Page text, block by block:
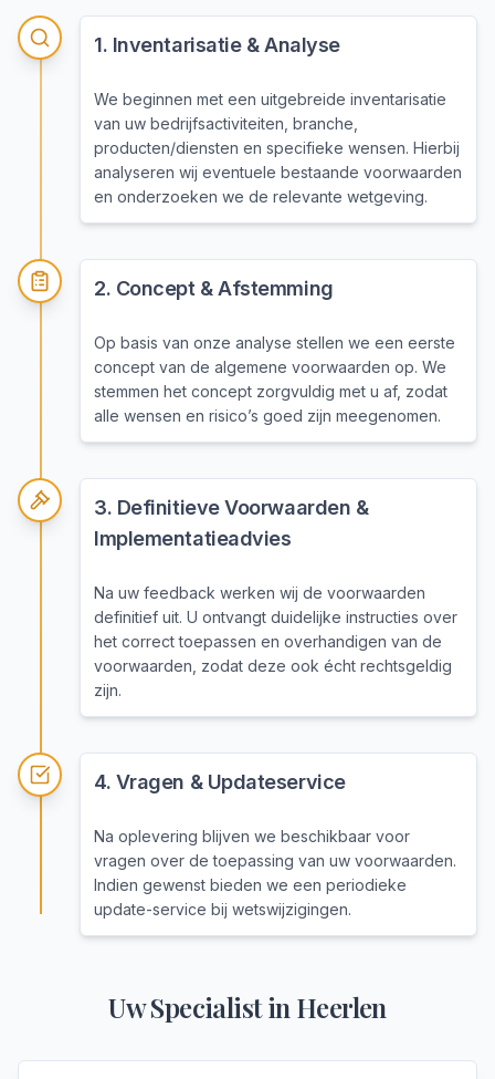
1. Inventarisatie & Analyse
We beginnen met een uitgebreide inventarisatie
van uw bedrijfsactiviteiten, branche,
producten/diensten en specifieke wensen. Hierbij
analyseren wij eventuele bestaande voorwaarden
en onderzoeken we de relevante wetgeving.
2. Concept & Afstemming
Op basis van onze analyse stellen we een eerste
concept van de algemene voorwaarden op. We
stemmen het concept zorgvuldig met u af, zodat
alle wensen en risico’s goed zijn meegenomen.
3. Definitieve Voorwaarden &
Implementatieadvies
Na uw feedback werken wij de voorwaarden
definitief uit. U ontvangt duidelijke instructies over
het correct toepassen en overhandigen van de
voorwaarden, zodat deze ook écht rechtsgeldig
zijn.
4. Vragen & Updateservice
Na oplevering blijven we beschikbaar voor
vragen over de toepassing van uw voorwaarden.
Indien gewenst bieden we een periodieke
update-service bij wetswijzigingen.
Uw Specialist in Heerlen